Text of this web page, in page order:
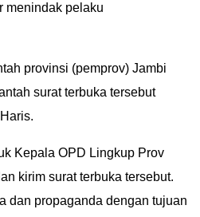
menindak pelaku
provinsi (pemprov) Jambi
surat terbuka tersebut
Kepala OPD Lingkup Prov
kirim surat terbuka tersebut.
dan propaganda dengan tujuan